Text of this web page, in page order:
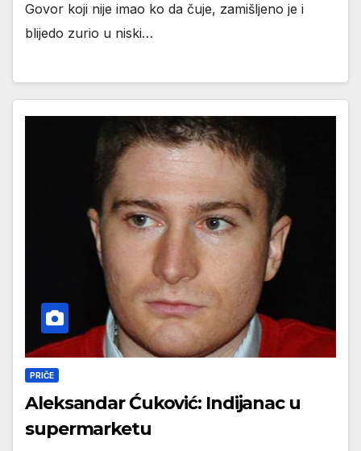
Govor koji nije imao ko da čuje, zamišljeno je i
blijedo zurio u niski…
PRIČE
Aleksandar Ćuković: Indijanac u
supermarketu